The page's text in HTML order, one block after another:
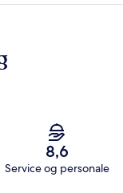
8,6
Service og personale